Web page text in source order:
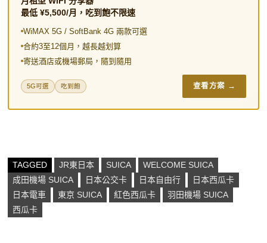
最低 ¥5,500/月，吃到飽不限速
WiMAX 5G / SoftBank 4G 兩款可選
合約3至12個月，越長越划算
寄送酒店或機場郵局，隨到隨用
5G可選 吃到飽 查看方案 →
TAGGED JR東日本 SUICA
WELCOME SUICA
成田機場 SUICA
日本公交卡 日本自由行
日本西瓜卡
日本電車
東京 SUICA 紅色西瓜卡
羽田機場 SUICA
西瓜卡